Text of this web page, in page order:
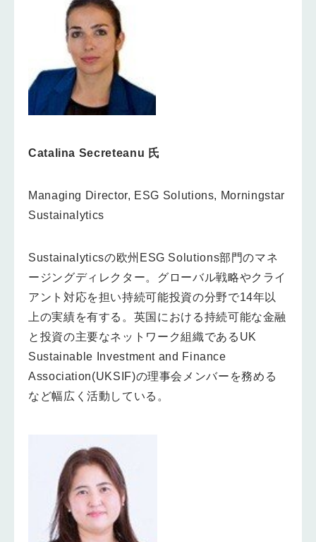
Catalina Secreteanu 氏
Managing Director, ESG Solutions, Morningstar
Sustainalytics
Sustainalyticsの欧州ESG Solutions部門のマネ
ージングディレクター。グローバル戦略やクライ
アント対応を担い持続可能投資の分野で14年以
上の実績を有する。英国における持続可能な金融
と投資の主要なネットワーク組織であるUK
Sustainable Investment and Finance
Association(UKSIF)の理事会メンバーを務める
など幅広く活動している。